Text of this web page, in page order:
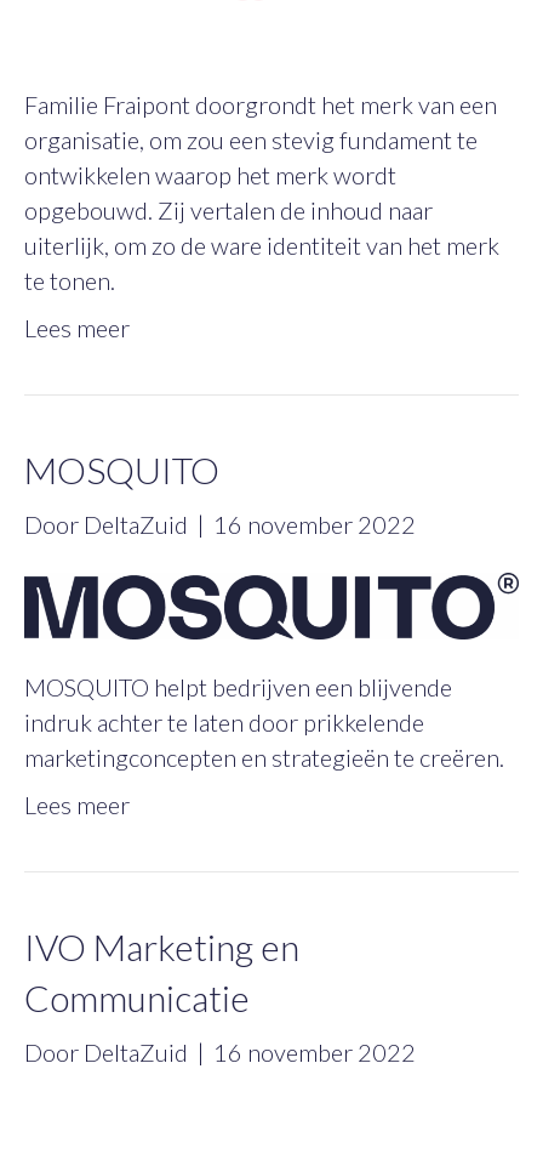
Familie Fraipont doorgrondt het merk van een
organisatie, om zou een stevig fundament te
ontwikkelen waarop het merk wordt
opgebouwd. Zij vertalen de inhoud naar
uiterlijk, om zo de ware identiteit van het merk
te tonen.
Lees meer
MOSQUITO
Door DeltaZuid | 16 november 2022
MOSQUITO helpt bedrijven een blijvende
indruk achter te laten door prikkelende
marketingconcepten en strategieën te creëren.
Lees meer
IVO Marketing en
Communicatie
Door DeltaZuid | 16 november 2022